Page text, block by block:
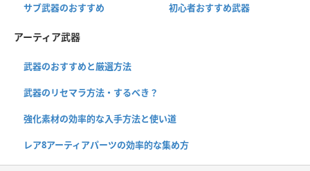
サブ武器のおすすめ 初心者おすすめ武器
アーティア武器
武器のおすすめと厳選方法
武器のリセマラ方法・するべき？
強化素材の効率的な入手方法と使い道
レア8アーティアパーツの効率的な集め方